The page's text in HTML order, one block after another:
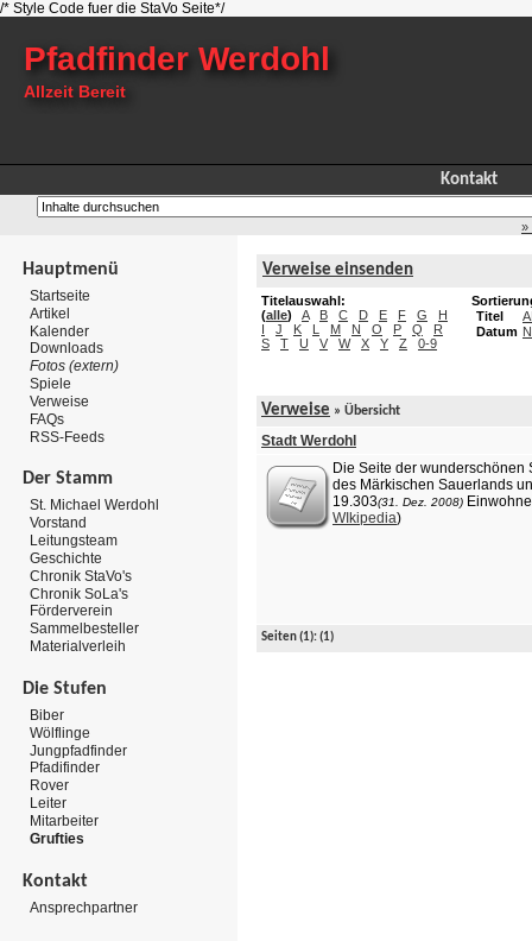
/* Style Code fuer die StaVo Seite*/
Pfadfinder Werdohl
Allzeit Bereit
Kontakt
»
Hauptmenü
Startseite
Artikel
Kalender
Downloads
Fotos (extern)
Spiele
Verweise
FAQs
RSS-Feeds
Der Stamm
St. Michael Werdohl
Vorstand
Leitungsteam
Geschichte
Chronik StaVo's
Chronik SoLa's
Förderverein
Sammelbesteller
Materialverleih
Die Stufen
Biber
Wölflinge
Jungpfadfinder
Pfadifinder
Rover
Leiter
Mitarbeiter
Grufties
Kontakt
Ansprechpartner
Verweise einsenden
Titelauswahl:
(alle) A B C D E F G
H
I
J K L M N O P Q
R
S
T U V W X Y Z 0-9
Titel
Datum
Verweise » Übersicht
Stadt Werdohl
Die Seite der wunderschönen
des Märkischen Sauerlands
19.303(31. Dez. 2008)
WIkipedia)
Seiten(1):(1)